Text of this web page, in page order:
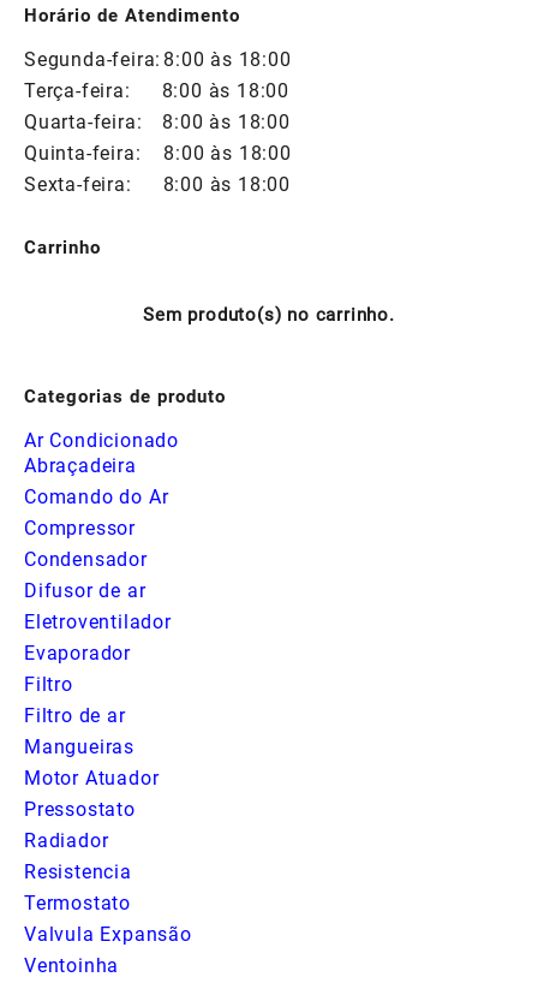
Horário de Atendimento
Segunda-feira: 8:00 às 18:00
Terça-feira:
8:00 às 18:00
Quarta-feira:
8:00 às 18:00
Quinta-feira:
8:00 às 18:00
Sexta-feira:
8:00 às 18:00
Carrinho
Sem produto(s) no carrinho.
Categorias de produto
Ar Condicionado
Abraçadeira
Comando do Ar
Compressor
Condensador
Difusor de ar
Eletroventilador
Evaporador
Filtro
Filtro de ar
Mangueiras
Motor Atuador
Pressostato
Radiador
Resistencia
Termostato
Valvula Expansão
Ventoinha